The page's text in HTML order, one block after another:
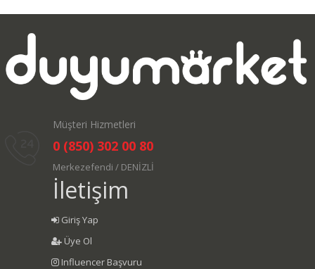
Müşteri Hizmetleri
0 (850) 302 00 80
Merkezefendi / DENİZLİ
İletişim
Giriş Yap
Üye Ol
Influencer Başvuru